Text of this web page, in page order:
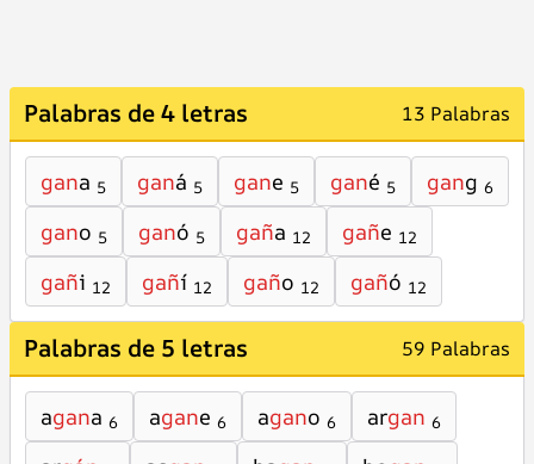
Palabras de 4 letras 13 Palabras
gana 5 ganá 5 gane 5 gané 5 gang 6
gano 5 ganó 5 gaña 12 gañe 12
gañi 12 gañí 12 gaño 12 gañó 12
Palabras de 5 letras 59 Palabras
agana 6 agane 6 agano 6 argan 6